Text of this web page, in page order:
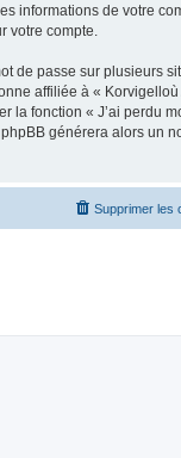
informations de votre
votre compte.
de passe sur plusieurs
affiliée à «
la fonction « J’ai perdu
générera alors un
Supprimer les